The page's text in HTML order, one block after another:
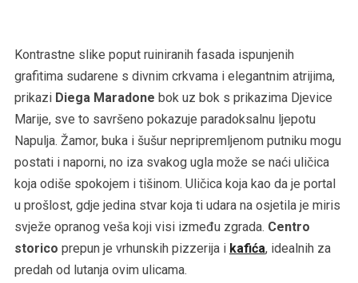
Kontrastne slike poput ruiniranih fasada ispunjenih
grafitima sudarene s divnim crkvama i elegantnim atrijima,
prikazi Diega Maradone bok uz bok s prikazima Djevice
Marije, sve to savršeno pokazuje paradoksalnu ljepotu
Napulja. Žamor, buka i šušur nepripremljenom putniku mogu
postati i naporni, no iza svakog ugla može se naći uličica
koja odiše spokojem i tišinom. Uličica koja kao da je portal
u prošlost, gdje jedina stvar koja ti udara na osjetila je miris
svježe opranog veša koji visi između zgrada. Centro
storico prepun je vrhunskih pizzerija i kafića, idealnih za
predah od lutanja ovim ulicama.